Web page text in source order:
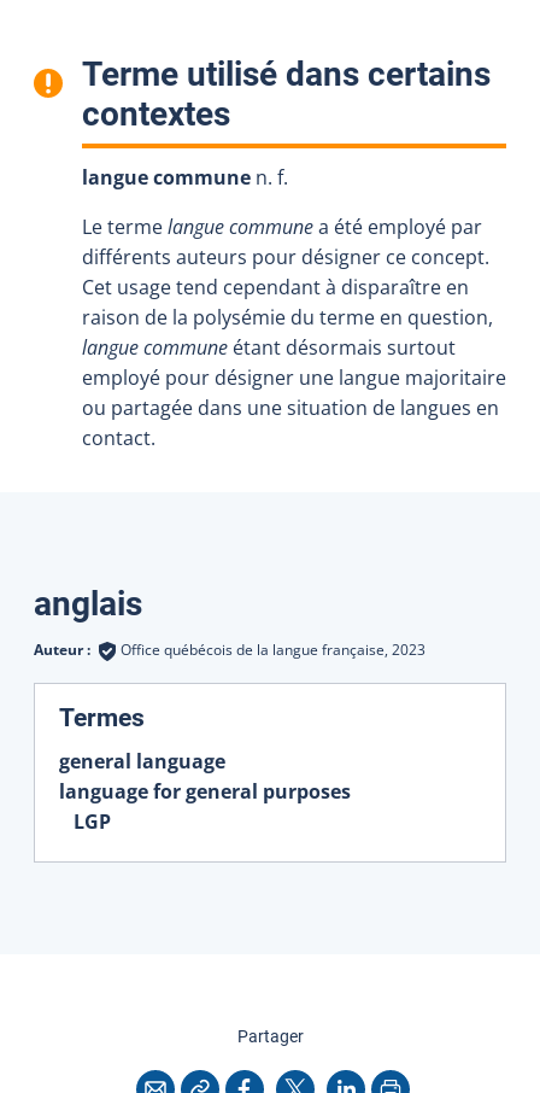
Terme utilisé dans certains
contextes:
langue commune n. f.
Le termelangue communea été employé par
différents auteurs pour désigner ce concept.
Cet usage tend cependant à disparaître en
raison de la polysémie du terme en question,
langue commune étant désormais surtout
employé pour désigner une langue majoritaire
ou partagée dans une situation de langues en
contact.
Traductions
anglais
Auteur : Office québécois de la langue française, 2023
Termes
general language
language for general purposes
LGP
Partagercette page
CourrielCopier l'adresse
Facebook
X LinkedInImprimer